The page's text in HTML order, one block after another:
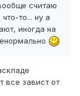
считаю
то... ну а
иногда на
все завист от